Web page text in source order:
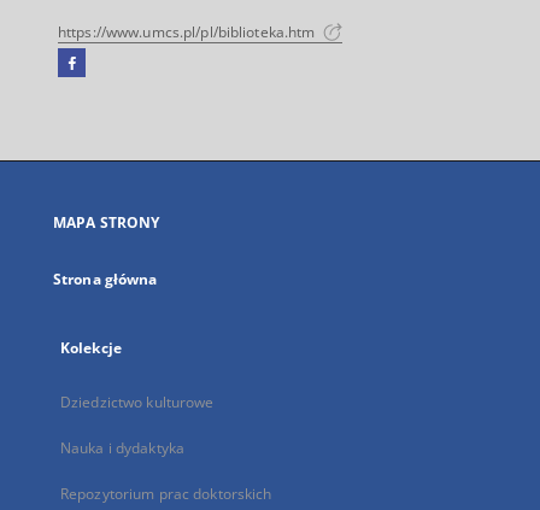
https://www.umcs.pl/pl/biblioteka.htm
Facebook
się
karcie
MAPA STRONY
Strona główna
Kolekcje
Dziedzictwo kulturowe
Nauka i dydaktyka
Repozytorium prac doktorskich